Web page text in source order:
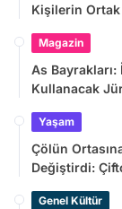
Kişilerin Ortak
Magazin
As
Kullanacak
Yaşam
Çölün
Değiştirdi:
Genel Kültür